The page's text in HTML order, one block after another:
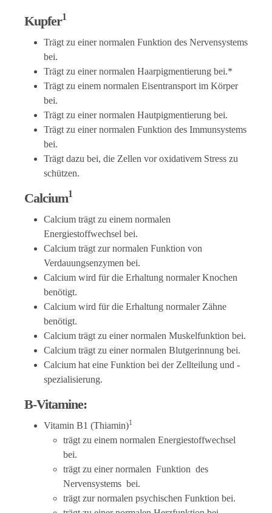
Kupfer1
Trägt zu einer normalen Funktion des Nervensystems
bei.
Trägt zu einer normalen Haarpigmentierung bei.*
Trägt zu einem normalen Eisentransport im Körper
bei.
Trägt zu einer normalen Hautpigmentierung bei.
Trägt zu einer normalen Funktion des Immunsystems
bei.
Trägt dazu bei, die Zellen vor oxidativem Stress zu
schützen.
Calcium1
Calcium trägt zu einem normalen
Energiestoffwechsel bei.
Calcium trägt zur normalen Funktion von
Verdauungsenzymen bei.
Calcium wird für die Erhaltung normaler Knochen
benötigt.
Calcium wird für die Erhaltung normaler Zähne
benötigt.
Calcium trägt zu einer normalen Muskelfunktion bei.
Calcium trägt zu einer normalen Blutgerinnung bei.
Calcium hat eine Funktion bei der Zellteilung und -
spezialisierung.
B-Vitamine:
Vitamin B1 (Thiamin)1
trägt zu einem normalen Energiestoffwechsel
bei.
trägt zu einer normalen Funktion des
Nervensystems bei.
trägt zur normalen psychischen Funktion bei.